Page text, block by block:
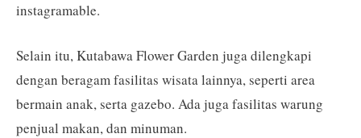
instagramable.
Selain itu, Kutabawa Flower Garden juga dilengkapi
dengan beragam fasilitas wisata lainnya, seperti area
bermain anak, serta gazebo. Ada juga fasilitas warung
penjual makan, dan minuman.